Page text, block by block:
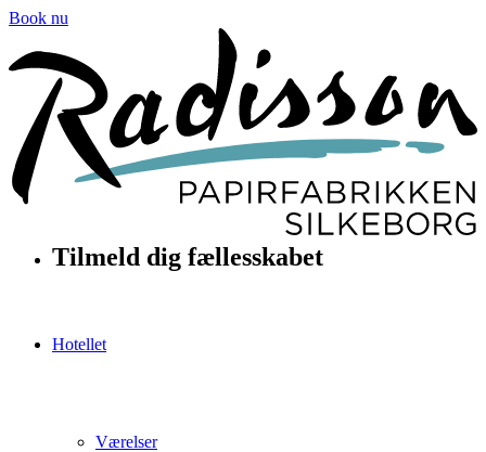
Book nu
Hotellet
Værelser
Tilmeld dig fællesskabet